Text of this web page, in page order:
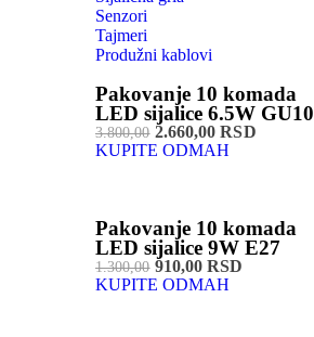
Senzori
Tajmeri
Produžni kablovi
Pakovanje 10 komada
LED sijalice 6.5W GU10
3.800,002.660,00 RSD
KUPITE ODMAH
Pakovanje 10 komada
LED sijalice 9W E27
1.300,00910,00 RSD
KUPITE ODMAH